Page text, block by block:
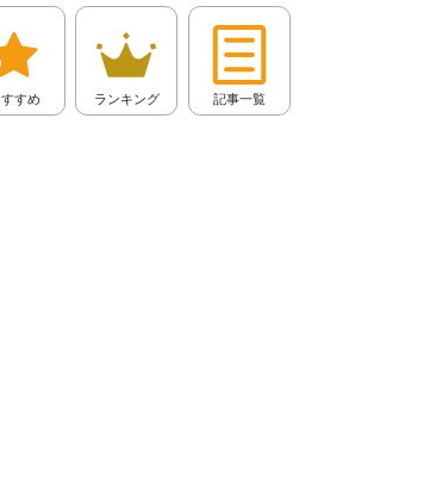
すすめ ランキング 記事一覧